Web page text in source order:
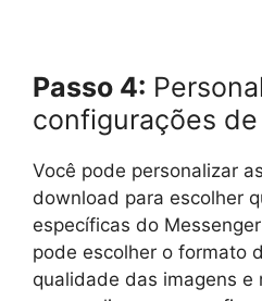
Passo 4:
configurações
Você pode personalizar
download para escolher
específicas do
pode escolher o formato
qualidade das imagens e